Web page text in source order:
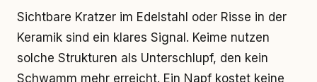
Sichtbare Kratzer im Edelstahl oder Risse in der
Keramik sind ein klares Signal. Keime nutzen
solche Strukturen als Unterschlupf, den kein
Schwamm mehr erreicht. Ein Napf kostet keine